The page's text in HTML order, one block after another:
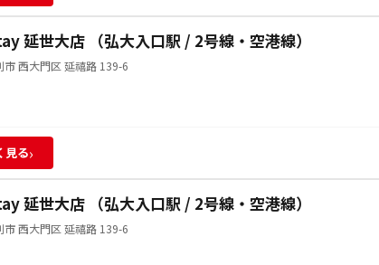
延世大店 （弘大入口駅 / 2号線・空港線）
市 西大門区 延禧路 139-6
見る›
延世大店 （弘大入口駅 / 2号線・空港線）
市 西大門区 延禧路 139-6